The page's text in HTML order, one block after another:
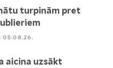
turpinām pret
05.08.26.
aicina uzsākt